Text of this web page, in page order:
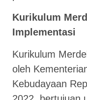
Kurikulum
Implementasi
Kurikulum
oleh
Kebudayaan